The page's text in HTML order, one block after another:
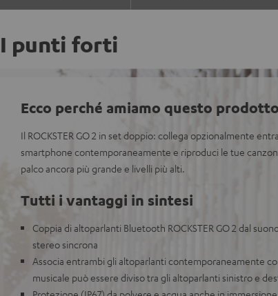
I punti forti
Ecco perché amiamo questo prodotto
Il ROCKSTER GO 2 in set doppio: collega opzionalmente
smartphone contemporaneamente e riproduci le tue
palco ancora più grande e livelli più alti.
Tutti i vantaggi in sintesi
Coppia di altoparlanti Bluetooth ROCKSTER GO 2 dal
stereo sincrona
Associa entrambi gli altoparlanti contemporaneamente
musicale può essere diviso tra gli altoparlanti sinistro e